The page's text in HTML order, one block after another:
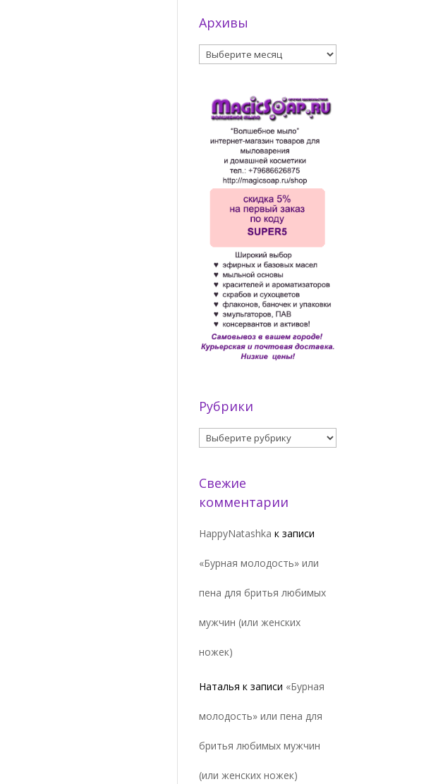
Архивы
Архивы
Рубрики
Рубрики
Свежие
комментарии
HappyNatashka к записи
«Бурная молодость» или
пена для бритья любимых
мужчин (или женских
ножек)
Наталья к записи «Бурная
молодость» или пена для
бритья любимых мужчин
(или женских ножек)